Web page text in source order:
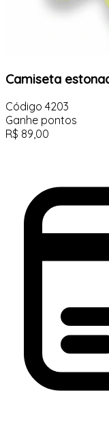
Camiseta
Código 4203
Ganhe pontos
R$ 89,00